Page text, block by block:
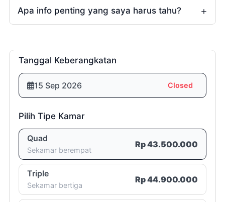
(bagi yang sudah
Rp10.000.000,- (sepuluh juta
minggu
100% (seratus persen)
Apa info penting yang saya harus tahu?
Room List
Room List
Tanggal Keberangkatan
15 Sep 2026 Closed
Pilih Tipe Kamar
Quad
Sekamar berempat
Rp 43.500.000
Triple
Sekamar bertiga
Rp 44.900.000